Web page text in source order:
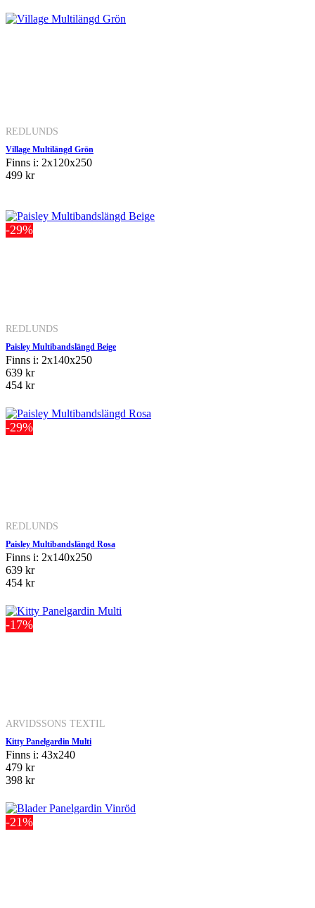
REDLUNDS
Village Multilängd Grön
Finns i: 2x120x250
499 kr
-29%
REDLUNDS
Paisley Multibandslängd Beige
Finns i: 2x140x250
639 kr
454 kr
-29%
REDLUNDS
Paisley Multibandslängd Rosa
Finns i: 2x140x250
639 kr
454 kr
-17%
ARVIDSSONS TEXTIL
Kitty Panelgardin Multi
Finns i: 43x240
479 kr
398 kr
-21%